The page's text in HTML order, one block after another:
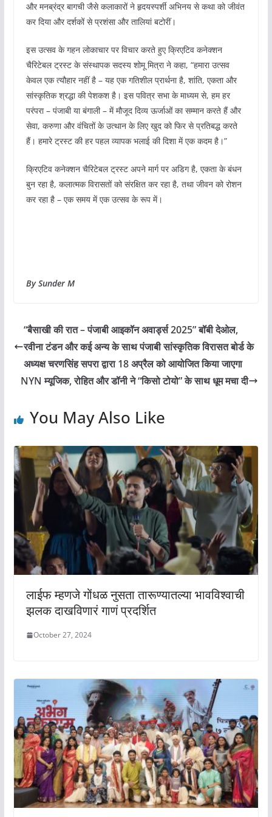
और मनब्रंद्र बागची जैसे कलाकारों ने हृदयस्पर्शी अभिनय से कथा को जीवंत
कर दिया और दर्शकों से प्रशंसा और तालियां बटोरीं।
इस उत्सव के गहन लोकाचार पर विचार करते हुए क्रिएटिव कनेक्शन
चैरिटेबल ट्रस्ट के संस्थापक सदस्य शोमू मित्रा ने कहा, “हमारा उत्सव
केवल एक त्यौहार नहीं है – यह एक गतिशील प्रार्थना है, शांति, एकता और
सांस्कृतिक श्रद्धा की पेशकश है। इस पवित्र सभा के माध्यम से, हम हर
परंपरा – पंजाबी या बंगाली – में मौजूद दिव्य ऊर्जाओं का सम्मान करते हैं और
सेवा, करुणा और वंचितों के उत्थान के लिए खुद को फिर से प्रतिबद्ध करते
हैं। हमारे ट्रस्ट की हर पहल व्यापक भलाई की दिशा में एक कदम है।”
क्रिएटिव कनेक्शन चैरिटेबल ट्रस्ट अपने मार्ग पर अडिग है, एकता के बंधन
बुन रहा है, कलात्मक विरासतों को संरक्षित कर रहा है, तथा जीवन को रोशन
कर रहा है – एक समय में एक उत्सव के रूप में।
By Sunder M
“बैसाखी की रात – पंजाबी आइकॉन अवार्ड्स 2025” बॉबी देओल,
रवीना टंडन और कई अन्य के साथ पंजाबी सांस्कृतिक विरासत बोर्ड के
अध्यक्ष चरणसिंह सपरा द्वारा 18 अप्रैल को आयोजित किया जाएगा
NYN म्यूजिक, रोहित और डॉनी ने “किसो टोयो” के साथ धूम मचा दी
You May Also Like
लाईफ म्हणजे गोंधळ नुसता तारूण्यातल्या भावविश्वाची
झलक दाखविणारं गाणं प्रदर्शित
October 27, 2024